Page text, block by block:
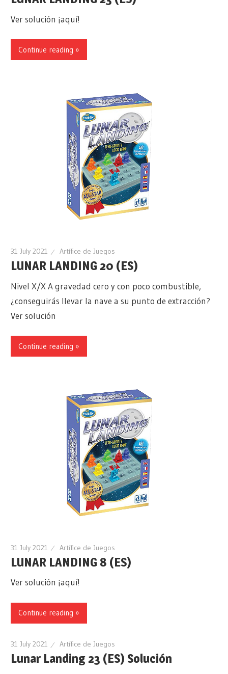
Ver solución ¡aquí!
Continue reading »
31 July 2021 Artífice de Juegos
LUNAR LANDING 20 (ES)
Nivel X/X A gravedad cero y con poco combustible,
¿conseguirás llevar la nave a su punto de extracción?
Ver solución
Continue reading »
31 July 2021 Artífice de Juegos
LUNAR LANDING 8 (ES)
Ver solución ¡aquí!
Continue reading »
31 July 2021 Artífice de Juegos
Lunar Landing 23 (ES) Solución